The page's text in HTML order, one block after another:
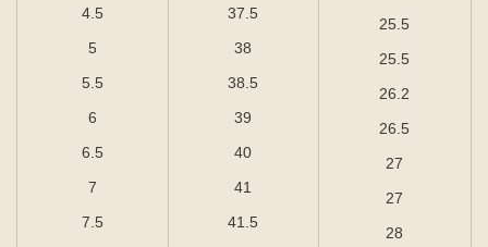
4.5
5
5.5
6
6.5
7
7.5
37.5
38
38.5
39
40
41
41.5
25.5
25.5
26.2
26.5
27
27
28